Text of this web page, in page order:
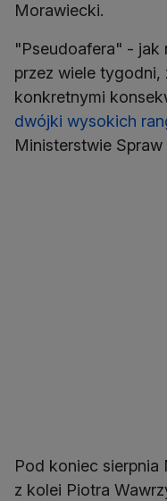
Morawiecki.
"Pseudoafera" - jak
przez wiele tygodni,
konkretnymi
dwójki wysokich
Ministerstwie
Pod koniec sierpnia
z kolei Piotra